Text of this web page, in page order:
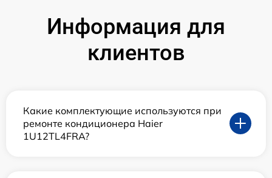
Информация для
клиентов
Какие комплектующие используются при
ремонте кондиционера Haier
1U12TL4FRA?